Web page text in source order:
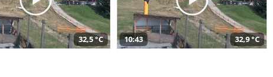
32,5 °C 10:43 32,9 °C